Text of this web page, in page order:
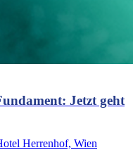
Jetzt geht
Herrenhof, Wien